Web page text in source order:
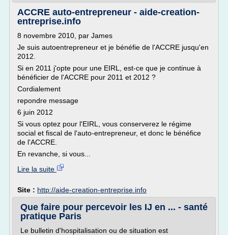
ACCRE auto-entrepreneur - aide-creation-
entreprise.info
8 novembre 2010, par James
Je suis autoentrepreneur et je bénéfie de l'ACCRE jusqu'en
2012.
Si en 2011 j'opte pour une EIRL, est-ce que je continue à
bénéficier de l'ACCRE pour 2011 et 2012 ?
Cordialement
repondre message
6 juin 2012
Si vous optez pour l'EIRL, vous conserverez le régime
social et fiscal de l'auto-entrepreneur, et donc le bénéfice
de l'ACCRE.
En revanche, si vous...
Lire la suite
Site : http://aide-creation-entreprise.info
Que faire pour percevoir les IJ en ... - santé
pratique Paris
Le bulletin d'hospitalisation ou de situation est